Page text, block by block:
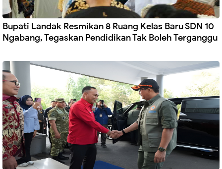
Bupati Landak Resmikan 8 Ruang Kelas Baru SDN 10
Ngabang, Tegaskan Pendidikan Tak Boleh Terganggu